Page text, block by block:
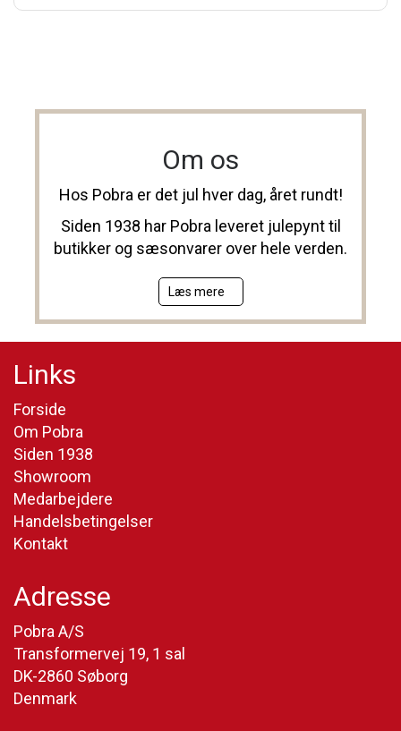
Om os
Hos Pobra er det jul hver dag, året rundt!
Siden 1938 har Pobra leveret julepynt til
butikker og sæsonvarer over hele verden.
Læs mere
Links
Forside
Om Pobra
Siden 1938
Showroom
Medarbejdere
Handelsbetingelser
Kontakt
Adresse
Pobra A/S
Transformervej 19, 1 sal
DK-2860 Søborg
Denmark